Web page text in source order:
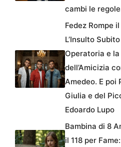
cambi le
Fedez Rompe
L’Insulto
Operatoria e la
dell’Amicizia
Amedeo. E poi
Giulia e del
Edoardo Lupo
Bambina di 8
il 118 per